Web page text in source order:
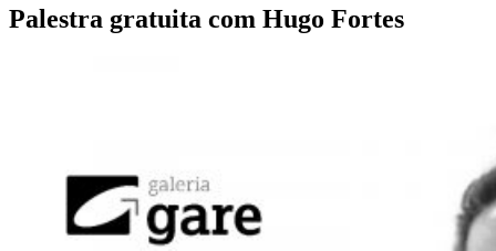
Palestra gratuita com Hugo Fortes